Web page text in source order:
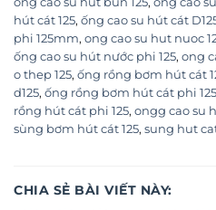
hút cát 125, ống cao su hút cát
phi 125mm, ong cao su hut nuoc
ống cao su hút nước phi 125, ong
o thep 125, ống rồng bơm hút cát
d125, ống rồng bơm hút cát phi 125
rồng hút cát phi 125, ongg cao su
sùng bơm hút cát 125, sung hut
CHIA SẺ BÀI VIẾT NÀY: